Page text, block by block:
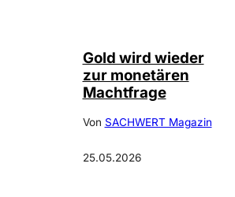
Gold wird wieder
zur monetären
Machtfrage
Von SACHWERT Magazin
25.05.2026